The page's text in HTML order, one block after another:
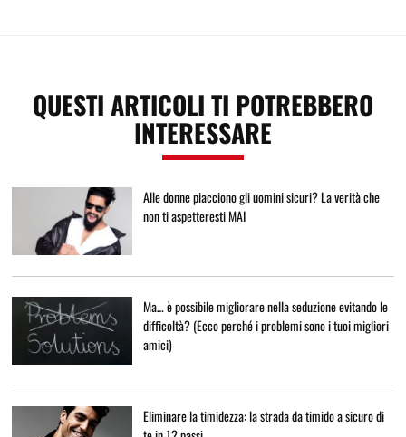
QUESTI ARTICOLI TI POTREBBERO
INTERESSARE
Alle donne piacciono gli uomini sicuri? La verità che
non ti aspetteresti MAI
Ma… è possibile migliorare nella seduzione evitando le
difficoltà? (Ecco perché i problemi sono i tuoi migliori
amici)
Eliminare la timidezza: la strada da timido a sicuro di